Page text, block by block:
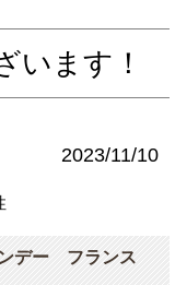
います！
2023/11/10
デー フランス